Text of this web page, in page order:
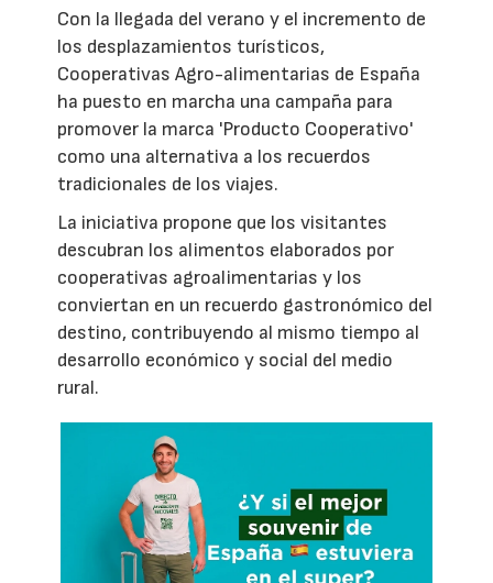
Con la llegada del verano y el incremento de
los desplazamientos turísticos,
Cooperativas Agro-alimentarias de España
ha puesto en marcha una campaña para
promover la marca 'Producto Cooperativo'
como una alternativa a los recuerdos
tradicionales de los viajes.
La iniciativa propone que los visitantes
descubran los alimentos elaborados por
cooperativas agroalimentarias y los
conviertan en un recuerdo gastronómico del
destino, contribuyendo al mismo tiempo al
desarrollo económico y social del medio
rural.